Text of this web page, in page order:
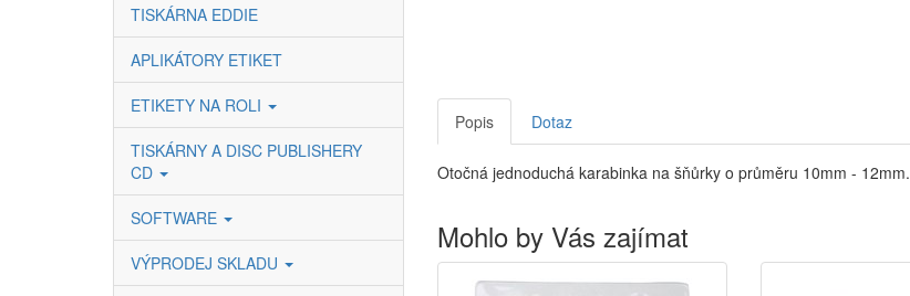
TISKÁRNA EDDIE
APLIKÁTORY ETIKET
ETIKETY NA ROLI
TISKÁRNY A DISC PUBLISHERY
CD
SOFTWARE
VÝPRODEJ SKLADU
Popis Dotaz
Otočná jednoduchá karabinka na šňůrky o průměru 10mm - 12mm.
Mohlo by Vás zajímat